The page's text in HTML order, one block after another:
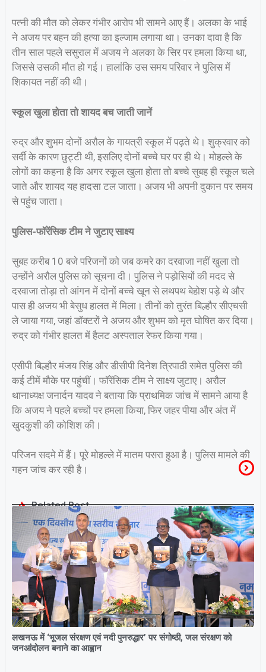
पत्नी की मौत को लेकर गंभीर आरोप भी सामने आए हैं। अलका के भाई
ने अजय पर बहन की हत्या का इल्जाम लगाया था। उनका दावा है कि
तीन साल पहले ससुराल में अजय ने अलका के सिर पर हमला किया था,
जिससे उसकी मौत हो गई। हालांकि उस समय परिवार ने पुलिस में
शिकायत नहीं की थी।
स्कूल खुला होता तो शायद बच जाती जानें
रुद्र और शुभम दोनों अरौल के गायत्री स्कूल में पढ़ते थे। शुक्रवार को
सर्दी के कारण छुट्टी थी, इसलिए दोनों बच्चे घर पर ही थे। मोहल्ले के
लोगों का कहना है कि अगर स्कूल खुला होता तो बच्चे सुबह ही स्कूल चले
जाते और शायद यह हादसा टल जाता। अजय भी अपनी दुकान पर समय
से पहुंच जाता।
पुलिस-फॉरेंसिक टीम ने जुटाए साक्ष्य
सुबह करीब 10 बजे परिजनों को जब कमरे का दरवाजा नहीं खुला तो
उन्होंने अरौल पुलिस को सूचना दी। पुलिस ने पड़ोसियों की मदद से
दरवाजा तोड़ा तो आंगन में दोनों बच्चे खून से लथपथ बेहोश पड़े थे और
पास ही अजय भी बेसुध हालत में मिला। तीनों को तुरंत बिल्हौर सीएचसी
ले जाया गया, जहां डॉक्टरों ने अजय और शुभम को मृत घोषित कर दिया।
रुद्र को गंभीर हालत में हैलट अस्पताल रेफर किया गया।
एसीपी बिल्हौर मंजय सिंह और डीसीपी दिनेश त्रिपाठी समेत पुलिस की
कई टीमें मौके पर पहुंचीं। फॉरेंसिक टीम ने साक्ष्य जुटाए। अरौल
थानाध्यक्ष जनार्दन यादव ने बताया कि प्राथमिक जांच में सामने आया है
कि अजय ने पहले बच्चों पर हमला किया, फिर जहर पीया और अंत में
खुदकुशी की कोशिश की।
परिजन सदमे में हैं। पूरे मोहल्ले में मातम पसरा हुआ है। पुलिस मामले की
गहन जांच कर रही है।
Related Post
लखनऊ में ‘भूजल संरक्षण एवं नदी पुनरुद्धार’ पर संगोष्ठी, जल संरक्षण को
जनआंदोलन बनाने का आह्वान